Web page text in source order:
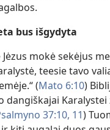
bus išgydyta
mokė sekėjus
teesie tavo
(Mato 6:10)
dangiškajai Karalystei
37:10, 11)